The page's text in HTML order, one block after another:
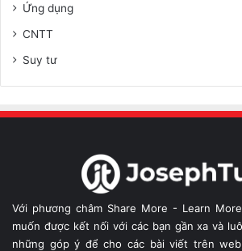
Ứng dụng
CNTT
Suy tư
Với phương châm Share More - Learn
muốn được kết nối với các bạn gần xa và
những góp ý để cho các bài viết trên